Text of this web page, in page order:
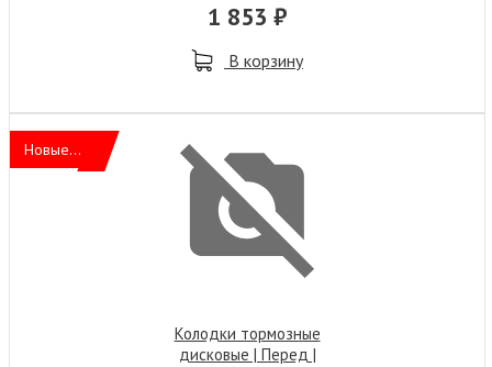
1 853 ₽
В корзину
Новые...
Колодки тормозные
дисковые | Перед |